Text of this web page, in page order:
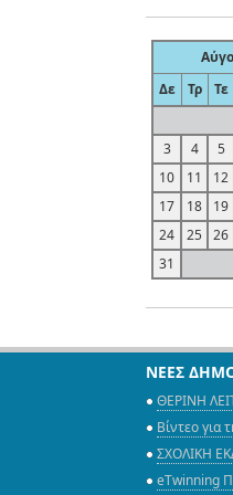
Δε
Τρ Τε
3
4 5
10
11 12
17
18 19
24
25 26
31
ΝΕΕΣ
ΘΕΡΙΝΗ
Βίντεο για
ΣΧΟΛΙΚΗ
eTwinning